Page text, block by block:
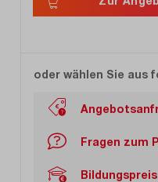
oder wählen Sie aus
Fragen zum